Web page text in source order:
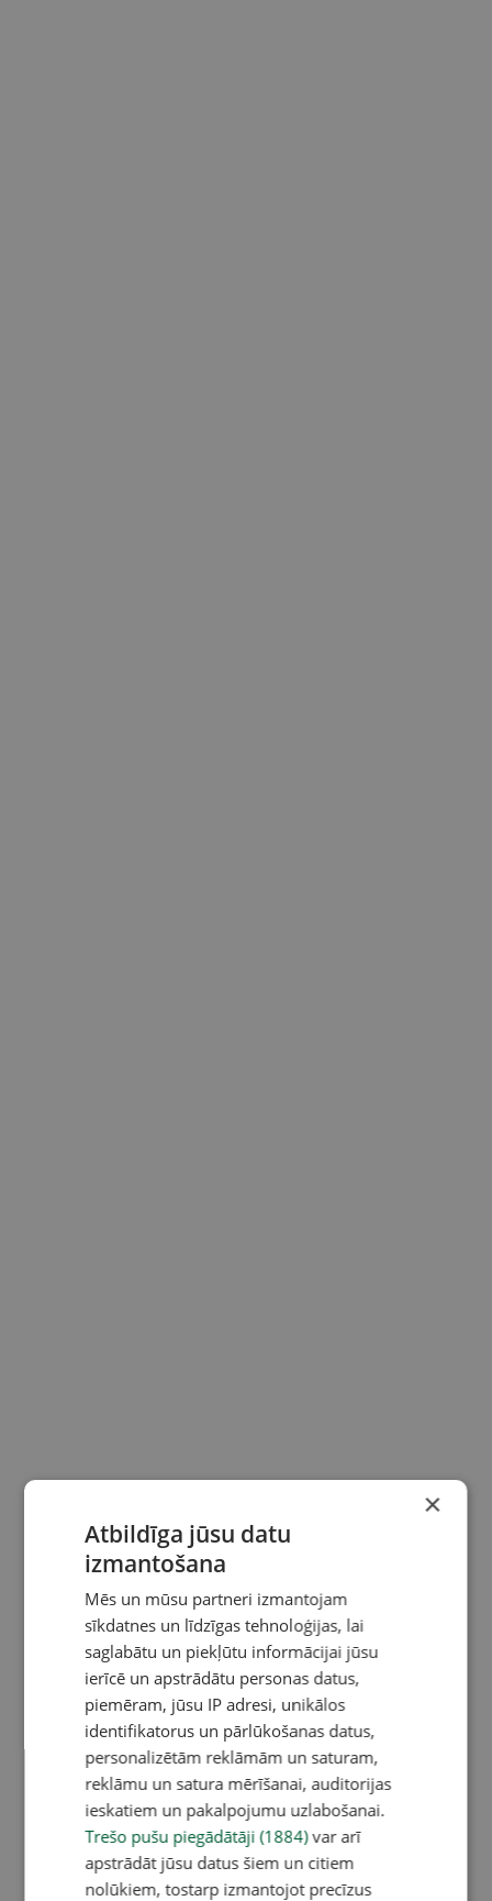
×
Atbildīga jūsu datu
izmantošana
Mēs un mūsu partneri izmantojam
sīkdatnes un līdzīgas tehnoloģijas, lai
saglabātu un piekļūtu informācijai jūsu
ierīcē un apstrādātu personas datus,
piemēram, jūsu IP adresi, unikālos
identifikatorus un pārlūkošanas datus,
personalizētām reklāmām un saturam,
reklāmu un satura mērīšanai, auditorijas
ieskatiem un pakalpojumu uzlabošanai.
Trešo pušu piegādātāji (1884)var arī
apstrādāt jūsu datus šiem un citiem
nolūkiem, tostarp izmantojot precīzus